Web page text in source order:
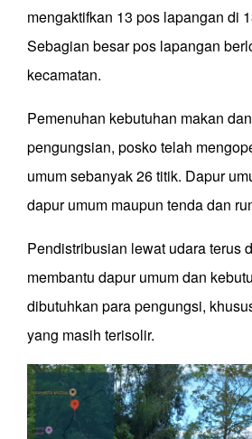
mengaktifkan 13 pos lapangan di
Sebagian besar pos lapangan
kecamatan.
Pemenuhan kebutuhan makan
pengungsian, posko telah
umum sebanyak 26 titik. Dapur
dapur umum maupun tenda dan
Pendistribusian lewat udara terus
membantu dapur umum dan
dibutuhkan para pengungsi,
yang masih terisolir.